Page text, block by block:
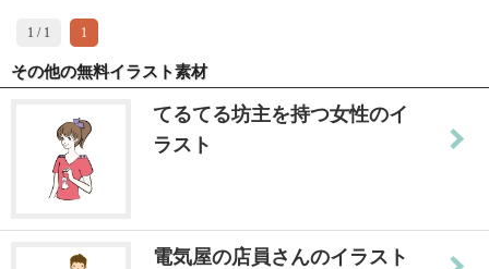
1 / 1 1
その他の無料イラスト素材
てるてる坊主を持つ女性のイ
ラスト
電気屋の店員さんのイラスト